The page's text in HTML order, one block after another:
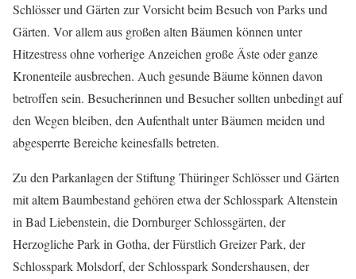
Schlösser und Gärten zur Vorsicht beim Besuch von Parks und
Gärten. Vor allem aus großen alten Bäumen können unter
Hitzestress ohne vorherige Anzeichen große Äste oder ganze
Kronenteile ausbrechen. Auch gesunde Bäume können davon
betroffen sein. Besucherinnen und Besucher sollten unbedingt auf
den Wegen bleiben, den Aufenthalt unter Bäumen meiden und
abgesperrte Bereiche keinesfalls betreten.
Zu den Parkanlagen der Stiftung Thüringer Schlösser und Gärten
mit altem Baumbestand gehören etwa der Schlosspark Altenstein
in Bad Liebenstein, die Dornburger Schlossgärten, der
Herzogliche Park in Gotha, der Fürstlich Greizer Park, der
Schlosspark Molsdorf, der Schlosspark Sondershausen, der